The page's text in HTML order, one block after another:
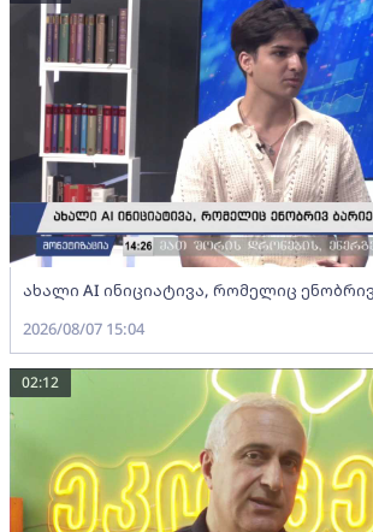
ახალი AI ინიციატივა, რომელიც
2026/08/07 15:04
02:12